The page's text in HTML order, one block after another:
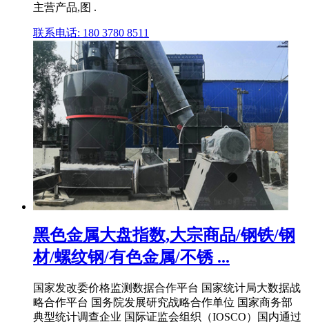
主营产品,图 .
联系电话: 180 3780 8511
黑色金属大盘指数,大宗商品/钢铁/钢
材/螺纹钢/有色金属/不锈 ...
国家发改委价格监测数据合作平台 国家统计局大数据战
略合作平台 国务院发展研究战略合作单位 国家商务部
典型统计调查企业 国际证监会组织（IOSCO）国内通过